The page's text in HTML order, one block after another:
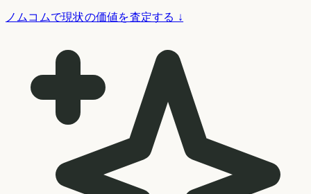
ノムコムで現状の価値を査定する ↓